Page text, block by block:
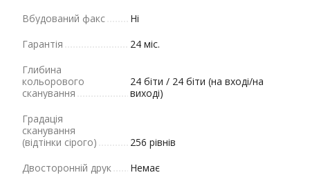
Вбудований факс
Ні
Гарантія
24 міс.
Глибина
кольорового
сканування
24 біти / 24 біти (на вході/на
виході)
Градація
сканування
(відтінки сірого)
256 рівнів
Двосторонній друк
Немає